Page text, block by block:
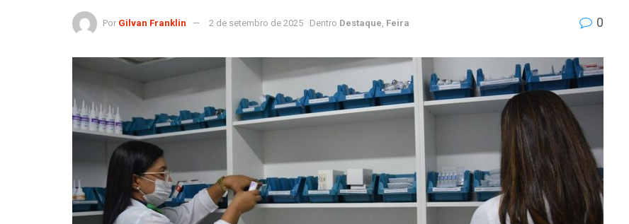
Por Gilvan Franklin 2 de setembro de 2025 Dentro Destaque Feira 0